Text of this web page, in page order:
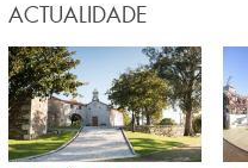
ACTUALIDADE